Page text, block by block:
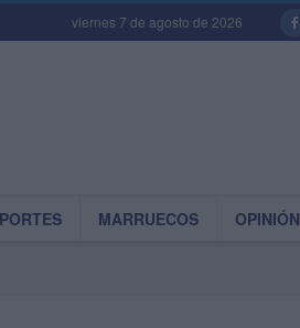
viernes 7 de agosto de 2026
MARRUECOS OPINIÓN